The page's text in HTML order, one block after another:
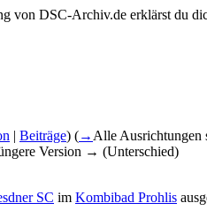
DSC-Archiv.de erklärst du
| Beiträge) (→ Alle Ausrichtungen
Version → (Unterschied)
SC im Kombibad Prohlis